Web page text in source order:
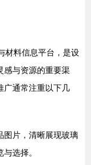
材料信息平台，是设
感与资源的重要渠
广通常注重以下几
图片，清晰展现玻璃
选择。